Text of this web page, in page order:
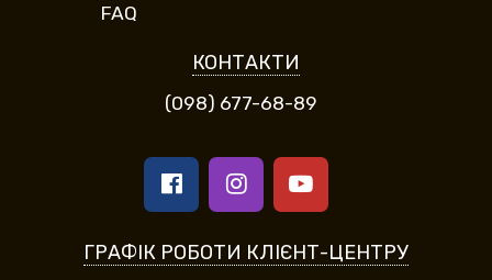
FAQ
КОНТАКТИ
(098) 677-68-89
ГРАФІК РОБОТИ КЛІЄНТ-ЦЕНТРУ